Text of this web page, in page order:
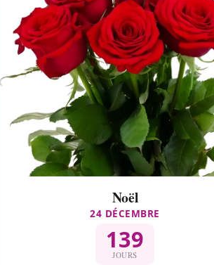
Noël
24 DÉCEMBRE
139
JOURS